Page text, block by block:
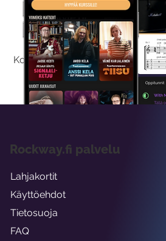
Kokeile
Kokeilemalla ilmaiseksi saat
viikon ajaksi.
Rockway.fi palvelu
Lahjakortit
Käyttöehdot
Tietosuoja
FAQ